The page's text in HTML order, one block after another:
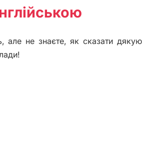
але не знаєте, як сказати дякую